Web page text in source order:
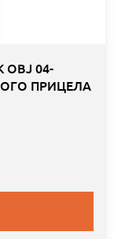
04-
ПРИЦЕЛА